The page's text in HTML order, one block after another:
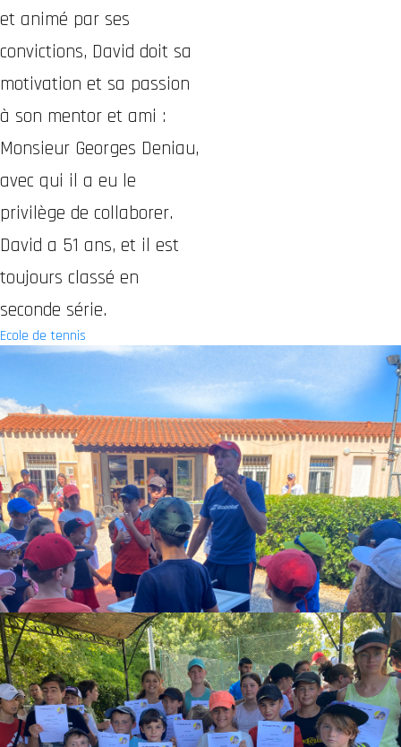
et animé par ses
convictions, David doit sa
motivation et sa passion
à son mentor et ami :
Monsieur Georges Deniau,
avec qui il a eu le
privilège de collaborer.
David a 51 ans, et il est
toujours classé en
seconde série.
Ecole de tennis